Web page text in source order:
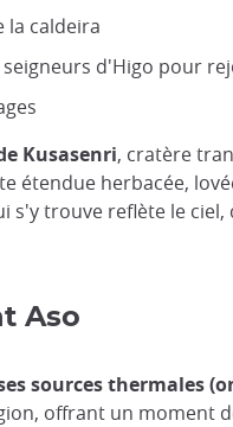
la caldeira
d'Higo pour
Kusasenri, cratère
étendue herbacée,
s'y trouve reflète le
Aso
sources thermales
offrant un moment